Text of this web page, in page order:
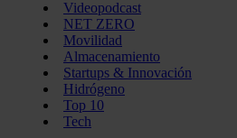
Videopodcast
NET ZERO
Movilidad
Almacenamiento
Startups & Innovación
Hidrógeno
Top 10
Tech